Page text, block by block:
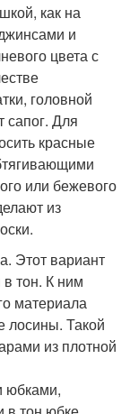
как на
и
цвета с
головной
сапог. Для
красные
или бежевого
из
Этот вариант
в тон. К ним
материала
лосины. Такой
из плотной
юбками,